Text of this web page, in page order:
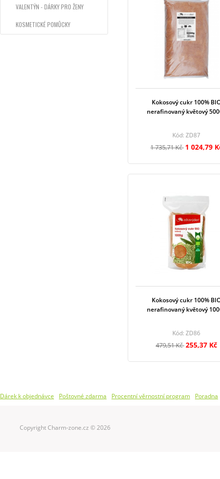
VALENTÝN - DÁRKY PRO ŽENY
KOSMETICKÉ POMŮCKY
Kokosový cukr 100%
nerafinovaný květový
Kód: ZD87
1 735,71 Kč 1 024,79
Kokosový cukr 100%
nerafinovaný květový
Kód: ZD86
479,51 Kč255,37 Kč
Dárek k objednávce Poštovné zdarma Procentní věrnostní program Poradna
Copyright Charm-zone.cz © 2026